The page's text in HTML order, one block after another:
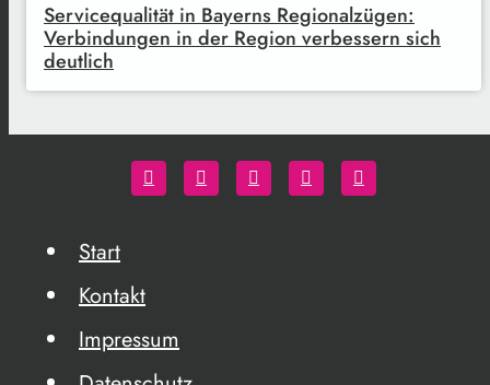
Servicequalität in Bayerns Regionalzügen:
Verbindungen in der Region verbessern sich
deutlich
Start
Kontakt
Impressum